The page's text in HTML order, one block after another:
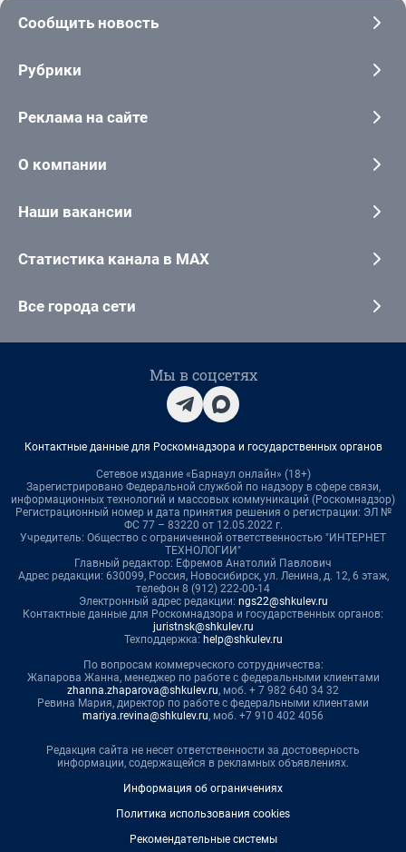
Сообщить новость
Рубрики
Реклама на сайте
О компании
Наши вакансии
Статистика канала в MAX
Все города сети
Мы в соцсетях
Контактные данные для Роскомнадзора и государственных органов
Сетевое издание «Барнаул онлайн» (18+)
Зарегистрировано Федеральной службой по надзору в сфере связи,
информационных технологий и массовых коммуникаций (Роскомнадзор)
Регистрационный номер и дата принятия решения о регистрации: ЭЛ №
ФС 77 – 83220 от 12.05.2022 г.
Учредитель: Общество с ограниченной ответственностью "ИНТЕРНЕТ
ТЕХНОЛОГИИ"
Главный редактор: Ефремов Анатолий Павлович
Адрес редакции: 630099, Россия, Новосибирск, ул. Ленина, д. 12, 6 этаж,
телефон 8 (912) 222-00-14
Электронный адрес редакции: ngs22@shkulev.ru
Контактные данные для Роскомнадзора и государственных органов:
juristnsk@shkulev.ru
Техподдержка: help@shkulev.ru
По вопросам коммерческого сотрудничества:
Жапарова Жанна, менеджер по работе с федеральными клиентами
zhanna.zhaparova@shkulev.ru, моб. + 7 982 640 34 32
Ревина Мария, директор по работе с федеральными клиентами
mariya.revina@shkulev.ru, моб. +7 910 402 4056
Редакция сайта не несет ответственности за достоверность
информации, содержащейся в рекламных объявлениях.
Информация об ограничениях
Политика использования cookies
Рекомендательные системы